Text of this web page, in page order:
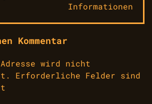
Informationen
Kommentar
wird nicht
Erforderliche Felder sind